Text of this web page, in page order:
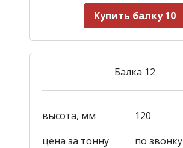
Купить балку 10
Балка 12
высота, мм
120
цена за тонну
по звонку